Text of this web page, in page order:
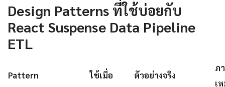
Design Patterns ที่ใช้บ่อยกับ
React Suspense Data Pipeline
ETL
Pattern ใช้เมื่อ ตัวอย่างจริง
ภ
เ